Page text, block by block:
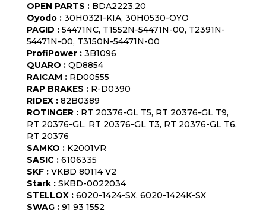
OPEN PARTS : BDA2223.20
Oyodo : 30H0321-KIA, 30H0530-OYO
PAGID : 54471NC, T1552N-54471N-00, T2391N-
54471N-00, T3150N-54471N-00
ProfiPower : 3B1096
QUARO : QD8854
RAICAM : RD00555
RAP BRAKES : R-D0390
RIDEX : 82B0389
ROTINGER : RT 20376-GL T5, RT 20376-GL T9,
RT 20376-GL, RT 20376-GL T3, RT 20376-GL T6,
RT 20376
SAMKO : K2001VR
SASIC : 6106335
SKF : VKBD 80114 V2
Stark : SKBD-0022034
STELLOX : 6020-1424-SX, 6020-1424K-SX
SWAG : 91 93 1552